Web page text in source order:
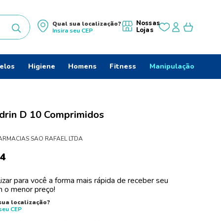
Qual sua localização?
Insira seu CEP
Nossas
Lojas
Higiene Homens Fitness Manipulação
D 10 Comprimidos
SAO RAFAEL LTDA
para você a forma mais rápida de receber seu
o menor preço!
localização?
CEP